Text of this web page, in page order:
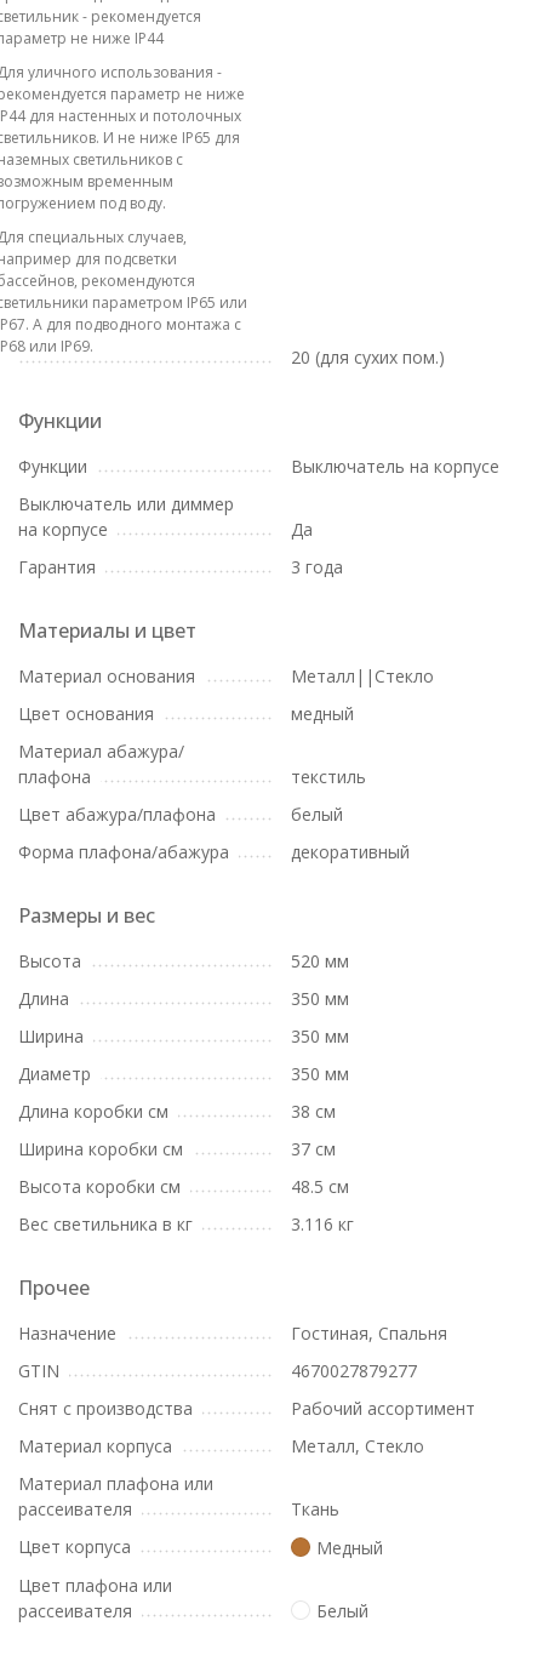
- рекомендуется
не ниже IP44
уличного использования -
параметр не ниже
для настенных и потолочных
И не ниже IP65 для
светильников с
временным
под воду.
специальных случаев,
для подсветки
рекомендуются
параметром IP65 или
А для подводного монтажа с
или IP69.
20 (для сухих пом.)
Функции
Функции
Выключатель на корпусе
Выключатель или диммер
на корпусе
Да
Гарантия
3 года
Материалы и цвет
Материал основания
Металл||Стекло
Цвет основания
медный
Материал абажура/
плафона
текстиль
Цвет абажура/плафона
белый
Форма плафона/абажура
декоративный
Размеры и вес
Высота
520 мм
Длина
350 мм
Ширина
350 мм
Диаметр
350 мм
Длина коробки см
38 см
Ширина коробки см
37 см
Высота коробки см
48.5 см
Вес светильника в кг
3.116 кг
Прочее
Назначение
Гостиная, Спальня
GTIN
4670027879277
Снят с производства
Рабочий ассортимент
Материал корпуса
Металл, Стекло
Материал плафона или
рассеивателя
Ткань
Цвет корпуса
Медный
Цвет плафона или
рассеивателя
Белый